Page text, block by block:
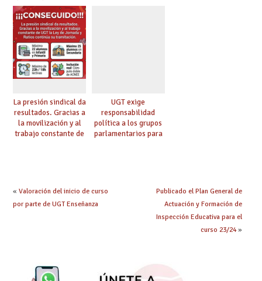
de Infantil y pide
extender la misma
ambición al resto de
etapas
La presión sindical da
resultados. Gracias a
la movilización y al
trabajo constante de
UGT exige
responsabilidad
política a los grupos
parlamentarios para
« Valoración del inicio de curso
por parte de UGT Enseñanza
Publicado el Plan General de
Actuación y Formación de
Inspección Educativa para el
curso 23/24»